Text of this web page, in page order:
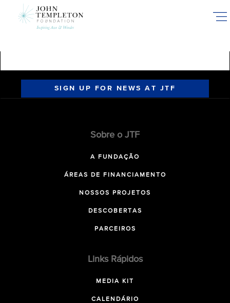
SIGN UP FOR NEWS AT JTF
Sobre o JTF
A FUNDAÇÃO
ÁREAS DE FINANCIAMENTO
NOSSOS PROJETOS
DESCOBERTAS
PARCEIROS
Links Rápidos
MEDIA KIT
CALENDÁRIO